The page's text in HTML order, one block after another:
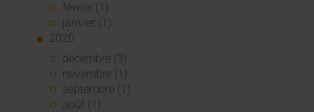
février (1)
janvier (1)
2020
décembre (3)
novembre (1)
septembre (1)
août (1)